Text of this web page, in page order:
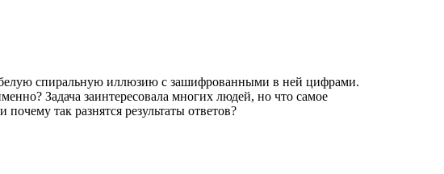
белую спиральную иллюзию с зашифрованными в ней цифрами.
Задача заинтересовала многих людей, но что самое
так разнятся результаты ответов?